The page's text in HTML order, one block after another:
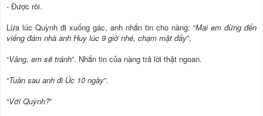
- Được rồi.
Lừa lúc Quỳnh đi xuống gác, anh nhắn tin cho nàng: “Mai em đừng đến
viếng đám nhà anh Huy lúc 9 giờ nhé, chạm mặt đấy”.
“Vâng, em sẽ tránh”. Nhắn tin của nàng trả lời thật ngoan.
“Tuần sau anh đi Úc 10 ngày”.
“Với Quỳnh?”